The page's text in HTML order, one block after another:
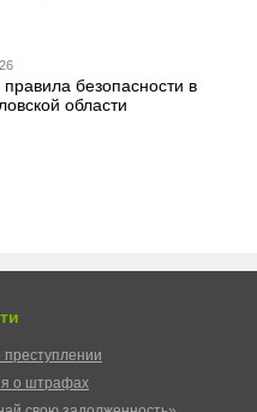
безопасности в
области
о штрафах